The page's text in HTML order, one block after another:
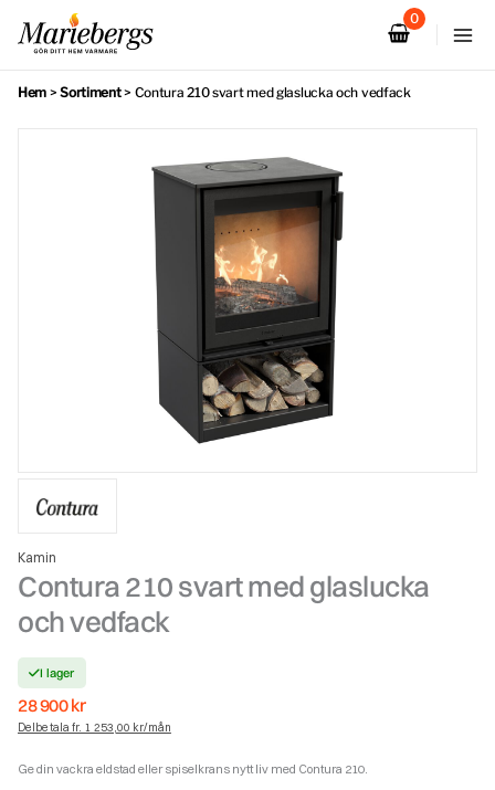
innehåll
Hem >Sortiment> Contura 210 svart med glaslucka och vedfack
Kamin
Contura 210 svart med glaslucka
och vedfack
I lager
28 900kr
Delbetala fr. 1 253,00 kr/mån
Ge din vackra eldstad eller spiselkrans nytt liv med Contura 210.